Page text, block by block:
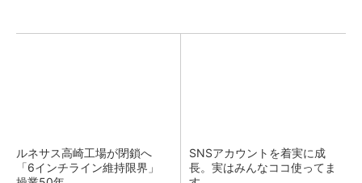
ルネサス高崎工場が閉鎖へ
「6インチライン維持限界」
SNSアカウントを着実に成
長。実はみんなココ使ってま